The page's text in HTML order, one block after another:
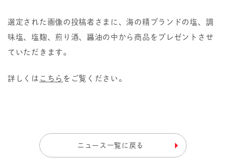
選定された画像の投稿者さまに、海の精ブランドの塩、調
味塩、塩麹、煎り酒、醤油の中から商品をプレゼントさせ
ていただきます。
詳しくは こちら をご覧ください。
ニュース一覧に戻る